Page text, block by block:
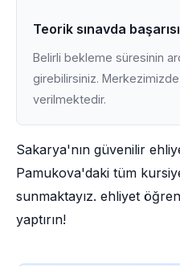
Teorik sınavda
Belirli bekleme süresinin
girebilirsiniz.
verilmektedir.
Sakarya'nın güvenilir
Pamukova'daki tüm
sunmaktayız. ehliyet
yaptırın!